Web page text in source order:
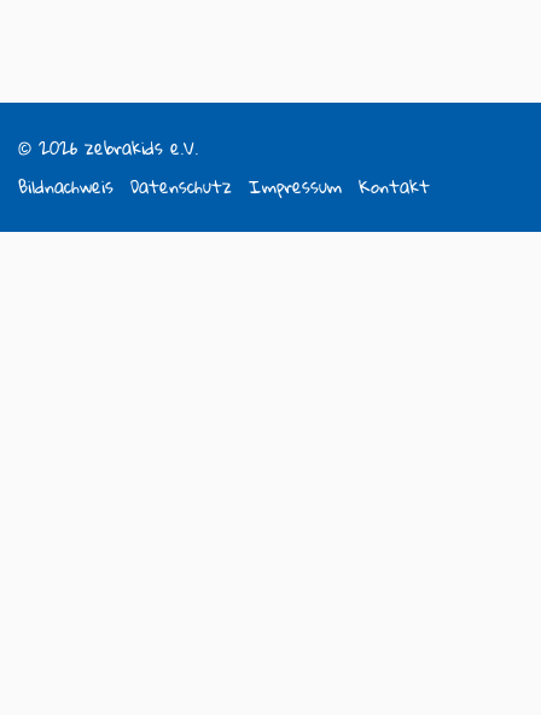
© 2026 zebrakids e.V.
Bildnachweis Datenschutz Impressum Kontakt